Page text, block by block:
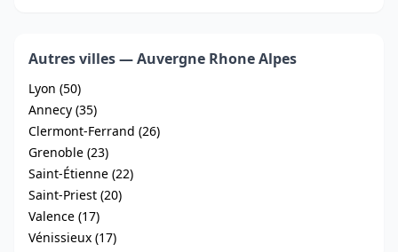
Autres villes — Auvergne Rhone Alpes
Lyon (50)
Annecy (35)
Clermont-Ferrand (26)
Grenoble (23)
Saint-Étienne (22)
Saint-Priest (20)
Valence (17)
Vénissieux (17)